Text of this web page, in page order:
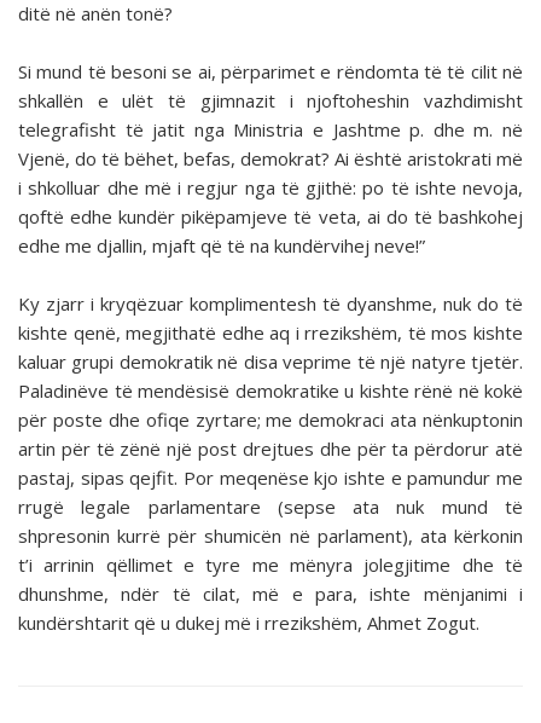
ditë në anën tonë?
Si mund të besoni se ai, përparimet e rëndomta të të cilit në
shkallën e ulët të gjimnazit i njoftoheshin vazhdimisht
telegrafisht të jatit nga Ministria e Jashtme p. dhe m. në
Vjenë, do të bëhet, befas, demokrat? Ai është aristokrati më
i shkolluar dhe më i regjur nga të gjithë: po të ishte nevoja,
qoftë edhe kundër pikëpamjeve të veta, ai do të bashkohej
edhe me djallin, mjaft që të na kundërvihej neve!”
Ky zjarr i kryqëzuar komplimentesh të dyanshme, nuk do të
kishte qenë, megjithatë edhe aq i rrezikshëm, të mos kishte
kaluar grupi demokratik në disa veprime të një natyre tjetër.
Paladinëve të mendësisë demokratike u kishte rënë në kokë
për poste dhe ofiqe zyrtare; me demokraci ata nënkuptonin
artin për të zënë një post drejtues dhe për ta përdorur atë
pastaj, sipas qejfit. Por meqenëse kjo ishte e pamundur me
rrugë legale parlamentare (sepse ata nuk mund të
shpresonin kurrë për shumicën në parlament), ata kërkonin
t’i arrinin qëllimet e tyre me mënyra jolegjitime dhe të
dhunshme, ndër të cilat, më e para, ishte mënjanimi i
kundërshtarit që u dukej më i rrezikshëm, Ahmet Zogut.